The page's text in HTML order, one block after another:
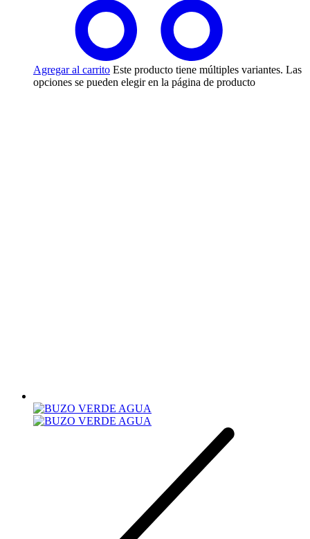
Agregar al carrito Este producto tiene múltiples variantes. Las
opciones se pueden elegir en la página de producto